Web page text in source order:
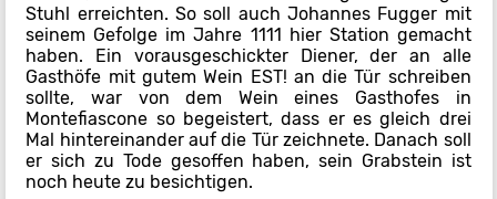
Stuhl erreichten. So soll auch Johannes Fugger mit
seinem Gefolge im Jahre 1111 hier Station gemacht
haben. Ein vorausgeschickter Diener, der an alle
Gasthöfe mit gutem Wein EST! an die Tür schreiben
sollte, war von dem Wein eines Gasthofes in
Montefiascone so begeistert, dass er es gleich drei
Mal hintereinander auf die Tür zeichnete. Danach soll
er sich zu Tode gesoffen haben, sein Grabstein ist
noch heute zu besichtigen.